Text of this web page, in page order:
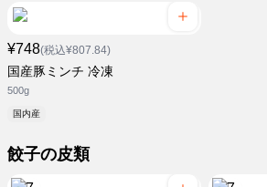
¥748(税込¥807.84)
国産豚ミンチ 冷凍
500g
国内産
餃子の皮類